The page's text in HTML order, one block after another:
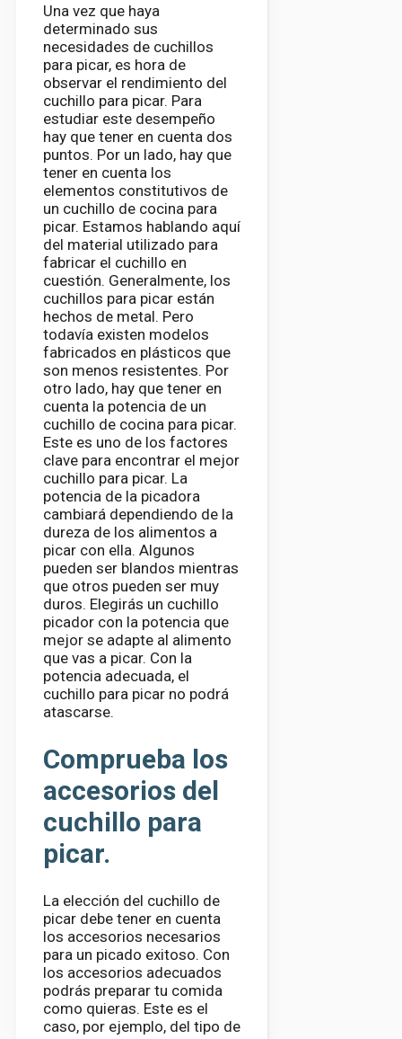
Una vez que haya
determinado sus
necesidades de cuchillos
para picar, es hora de
observar el rendimiento del
cuchillo para picar. Para
estudiar este desempeño
hay que tener en cuenta dos
puntos. Por un lado, hay que
tener en cuenta los
elementos constitutivos de
un cuchillo de cocina para
picar. Estamos hablando aquí
del material utilizado para
fabricar el cuchillo en
cuestión. Generalmente, los
cuchillos para picar están
hechos de metal. Pero
todavía existen modelos
fabricados en plásticos que
son menos resistentes. Por
otro lado, hay que tener en
cuenta la potencia de un
cuchillo de cocina para picar.
Este es uno de los factores
clave para encontrar el mejor
cuchillo para picar. La
potencia de la picadora
cambiará dependiendo de la
dureza de los alimentos a
picar con ella. Algunos
pueden ser blandos mientras
que otros pueden ser muy
duros. Elegirás un cuchillo
picador con la potencia que
mejor se adapte al alimento
que vas a picar. Con la
potencia adecuada, el
cuchillo para picar no podrá
atascarse.
Comprueba los
accesorios del
cuchillo para
picar.
La elección del cuchillo de
picar debe tener en cuenta
los accesorios necesarios
para un picado exitoso. Con
los accesorios adecuados
podrás preparar tu comida
como quieras. Este es el
caso, por ejemplo, del tipo de